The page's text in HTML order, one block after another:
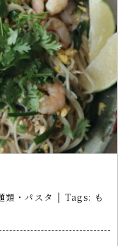
類・パスタ | Tags: も